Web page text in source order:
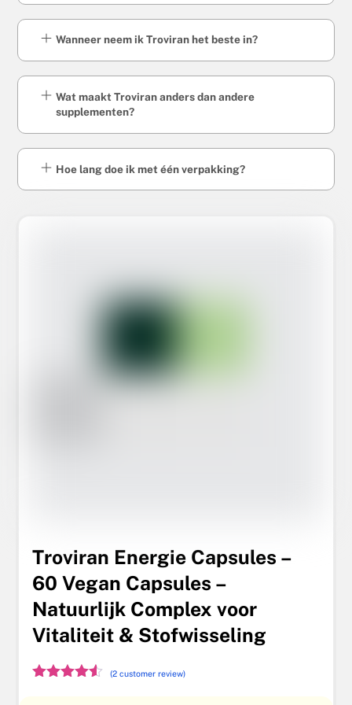
Wanneer neem ik Troviran het beste in?
Wat maakt Troviran anders dan andere
supplementen?
Hoe lang doe ik met één verpakking?
Troviran Energie Capsules –
60 Vegan Capsules –
Natuurlijk Complex voor
Vitaliteit & Stofwisseling
(2 customer review)